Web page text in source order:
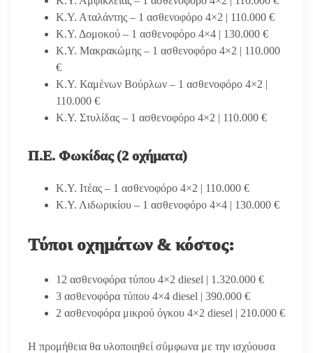
Κ.Υ. Αταλάντης – 1 ασθενοφόρο 4×2 | 110.000 €
Κ.Υ. Δομοκού – 1 ασθενοφόρο 4×4 | 130.000 €
Κ.Υ. Μακρακώμης – 1 ασθενοφόρο 4×2 | 110.000
€
Κ.Υ. Καμένων Βούρλων – 1 ασθενοφόρο 4×2 |
110.000 €
Κ.Υ. Στυλίδας – 1 ασθενοφόρο 4×2 | 110.000 €
Π.Ε. Φωκίδας (2 οχήματα)
Κ.Υ. Ιτέας – 1 ασθενοφόρο 4×2 | 110.000 €
Κ.Υ. Λιδωρικίου – 1 ασθενοφόρο 4×4 | 130.000 €
Τύποι οχημάτων & κόστος:
12 ασθενοφόρα τύπου 4×2 diesel | 1.320.000 €
3 ασθενοφόρα τύπου 4×4 diesel | 390.000 €
2 ασθενοφόρα μικρού όγκου 4×2 diesel | 210.000 €
Η προμήθεια θα υλοποιηθεί σύμφωνα με την ισχύουσα